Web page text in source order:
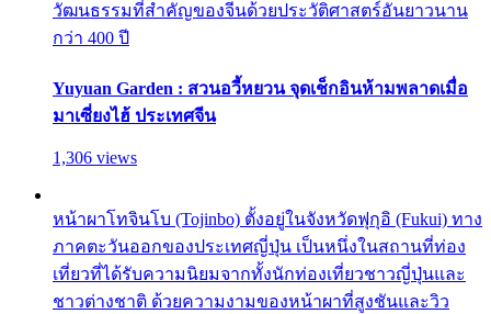
วัฒนธรรมที่สำคัญของจีนด้วยประวัติศาสตร์อันยาวนาน
กว่า 400 ปี
Yuyuan Garden : สวนอวี้หยวน จุดเช็กอินห้ามพลาดเมื่อ
มาเซี่ยงไฮ้ ประเทศจีน
1,306 views
หน้าผาโทจินโบ (Tojinbo) ตั้งอยู่ในจังหวัดฟุกุอิ (Fukui) ทาง
ภาคตะวันออกของประเทศญี่ปุ่น เป็นหนึ่งในสถานที่ท่อง
เที่ยวที่ได้รับความนิยมจากทั้งนักท่องเที่ยวชาวญี่ปุ่นและ
ชาวต่างชาติ ด้วยความงามของหน้าผาที่สูงชันและวิว